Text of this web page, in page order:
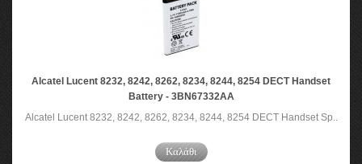
Alcatel Lucent 8232, 8242, 8262, 8234, 8244, 8254 DECT Handset
Battery - 3BN67332AA
Alcatel Lucent 8232, 8242, 8262, 8234, 8244, 8254 DECT Handset Sp..
Καλάθι